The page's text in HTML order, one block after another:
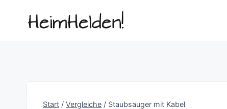
Start / Vergleiche / Staubsauger mit Kabel